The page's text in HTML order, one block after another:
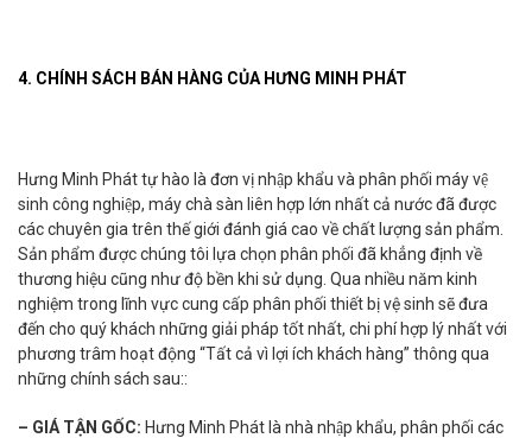
4. CHÍNH SÁCH BÁN HÀNG CỦA HƯNG MINH PHÁT
Hưng Minh Phát tự hào là đơn vị nhập khẩu và phân phối máy vệ
sinh công nghiệp, máy chà sàn liên hợp lớn nhất cả nước đã được
các chuyên gia trên thế giới đánh giá cao về chất lượng sản phẩm.
Sản phẩm được chúng tôi lựa chọn phân phối đã khẳng định về
thương hiệu cũng như độ bền khi sử dụng. Qua nhiều năm kinh
nghiệm trong lĩnh vực cung cấp phân phối thiết bị vệ sinh sẽ đưa
đến cho quý khách những giải pháp tốt nhất, chi phí hợp lý nhất với
phương trâm hoạt động “Tất cả vì lợi ích khách hàng” thông qua
những chính sách sau::
– GIÁ TẬN GỐC: Hưng Minh Phát là nhà nhập khẩu, phân phối các